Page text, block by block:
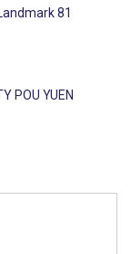
81
POU YUEN